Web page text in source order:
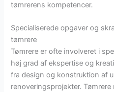
tømrerens kompetencer.
Specialiserede opgaver og
tømrere
Tømrere er ofte involveret i
høj grad af ekspertise og
fra design og konstruktion af
renoveringsprojekter.